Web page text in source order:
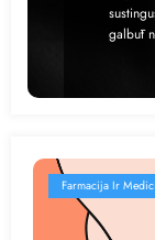
galbūt
Farmacija Ir